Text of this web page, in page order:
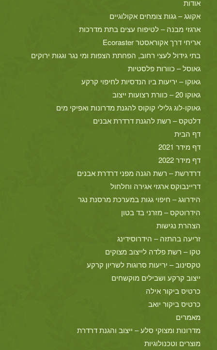
אודות
אקוגג – גגות צומחים אקולוגיים
ארגזי מבנה – לטיפוח עצים בתת מדרכות
אריחי דרך אקוראסטר Ecoraster
בתי גידול לעצי רחוב, הפחתת הצפות ומי נגר וגגות ירוקים
גאוסל – כוורות פלסטיות
גאוקו – יריעות ביו הנדסיות לחיפוי קרקע
גאוקו 20 – כוורת רצועות ייצוב
גאוקו-לוג גלילי קוקוס להגנת מדרונות ואפיקי מים
דלטקס – רשת להגנת דרדרת אבנים
דף הבית
דף מידר 2021
דף מידר 2022
דרדרשת – רשת הגנה מפני דרדרת אבנים
דריינבוקס ארגזי אגירה וחלחול
הידרוגג – חיפוי גגות במערכת מרסנת נגר
הידרוטקס – מזרני בד בטון
הצהרת נגישות
זריעה בהתזה – הידרוסידינג
טקו – רשת פלדה לייצוב מצוקים
טקסינוב – יריעות סרוגות לשריון קרקע
ייצוב קרקע ושבילים מוקשחים
כרטיס ביקור אילה
כרטיס ביקור יואב
מאמרים
מדרונות ומצוקי סלע – ייצוב והגנת דרדרת
מוצרים וטכנולוגיות